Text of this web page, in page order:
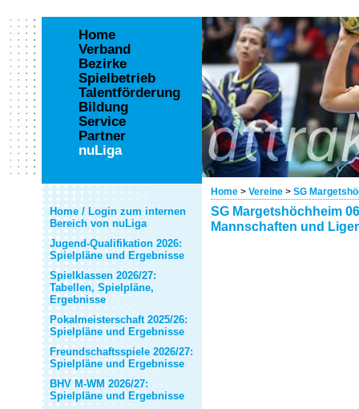
Home > Vereine > SG
Home
Verband
Bezirke
Spielbetrieb
Talentförderung
Bildung
Service
Partner
nuLiga
Home / Login zum internen
Bereich von nuLiga
Jugend-Qualifikation 2026:
Spielpläne und Ergebnisse
Spielklassen 2026/27:
Tabellen, Spielpläne,
Ergebnisse
Pokalmeisterschaft 2025/26:
Spielpläne und Ergebnisse
Freundschaftsspiele 2026/27:
Spielpläne und Ergebnisse
BHV M-WM 2026/27:
Spielpläne und Ergebnisse
SG Margetshöchheim 06
Mannschaften und